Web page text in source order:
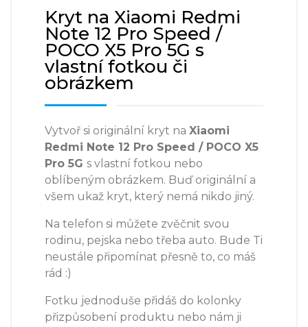
Kryt na Xiaomi Redmi
Note 12 Pro Speed /
POCO X5 Pro 5G s
vlastní fotkou či
obrázkem
Vytvoř si originální kryt na Xiaomi
Redmi Note 12 Pro Speed / POCO X5
Pro 5G s vlastní fotkou nebo
oblíbeným obrázkem. Buď originální a
všem ukaž kryt, který nemá nikdo jiný.
Na telefon si můžete zvěčnit svou
rodinu, pejska nebo třeba auto. Bude Ti
neustále připomínat přesně to, co máš
rád :)
Fotku jednoduše přidáš do kolonky
přizpůsobení produktu nebo nám ji